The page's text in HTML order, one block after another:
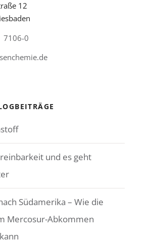
12
7106-0
und es geht
Südamerika – Wie die
Mercosur-Abkommen